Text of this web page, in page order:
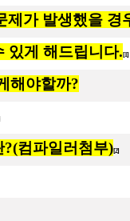
제가 발생했을 경
있게 해드립니다.
해야할까?
컴파일러첨부)[2]